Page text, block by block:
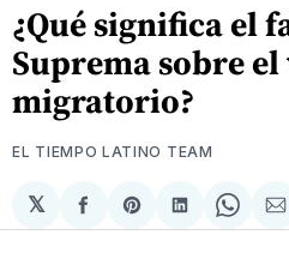
¿Qué significa el
Suprema sobre el
migratorio?
EL TIEMPO LATINO TEAM
𝕏
Compartir
en
Share
on
Compartir
en
Share
on